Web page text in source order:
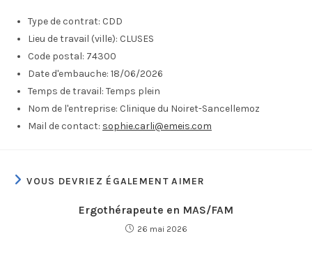
Type de contrat: CDD
Lieu de travail (ville): CLUSES
Code postal: 74300
Date d'embauche: 18/06/2026
Temps de travail: Temps plein
Nom de l'entreprise: Clinique du Noiret-Sancellemoz
Mail de contact: sophie.carli@emeis.com
VOUS DEVRIEZ ÉGALEMENT AIMER
Ergothérapeute en MAS/FAM
26 mai 2026